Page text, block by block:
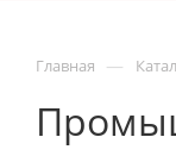
Главная —